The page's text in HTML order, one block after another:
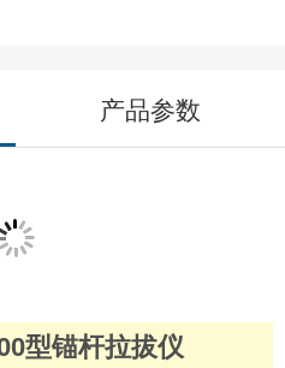
产品参数
30型锚杆拉拔仪
型锚杆拉拔仪